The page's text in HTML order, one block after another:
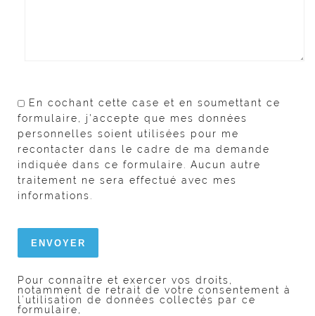
En cochant cette case et en soumettant ce
formulaire, j'accepte que mes données
personnelles soient utilisées pour me
recontacter dans le cadre de ma demande
indiquée dans ce formulaire. Aucun autre
traitement ne sera effectué avec mes
informations.
Pour connaître et exercer vos droits,
notamment de retrait de votre consentement à
l’utilisation de données collectés par ce
formulaire,